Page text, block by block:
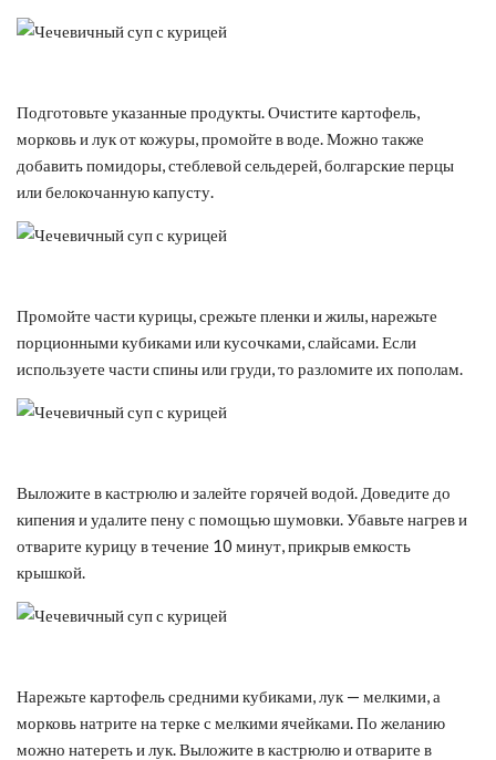
Подготовьте указанные продукты. Очистите картофель,
морковь и лук от кожуры, промойте в воде. Можно также
добавить помидоры, стеблевой сельдерей, болгарские перцы
или белокочанную капусту.
Промойте части курицы, срежьте пленки и жилы, нарежьте
порционными кубиками или кусочками, слайсами. Если
используете части спины или груди, то разломите их пополам.
Выложите в кастрюлю и залейте горячей водой. Доведите до
кипения и удалите пену с помощью шумовки. Убавьте нагрев и
отварите курицу в течение 10 минут, прикрыв емкость
крышкой.
Нарежьте картофель средними кубиками, лук — мелкими, а
морковь натрите на терке с мелкими ячейками. По желанию
можно натереть и лук. Выложите в кастрюлю и отварите в